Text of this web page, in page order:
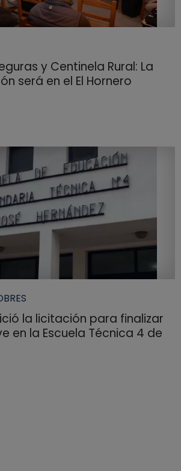
y Centinela Rural: La
será en el El Hornero
la licitación para finalizar
en la Escuela Técnica 4 de